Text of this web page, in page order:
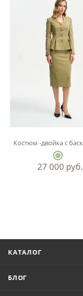
27 000 руб.
КАТАЛОГ
БЛОГ